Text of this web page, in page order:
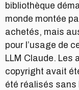
bibliothèque
monde montée
achetés, mais
pour l’usage de
LLM Claude. Les
copyright avait
été réalisés